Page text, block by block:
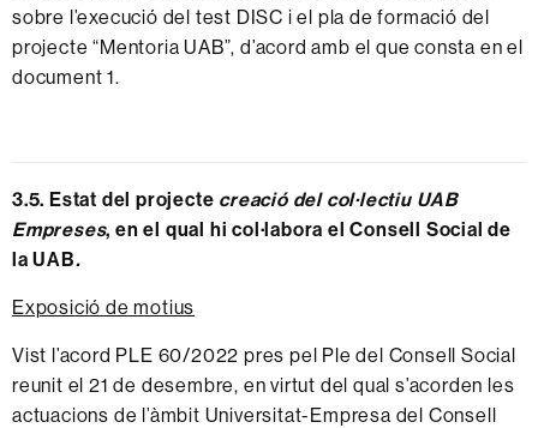
sobre l’execució del test DISC i el pla de formació del
projecte “Mentoria UAB”, d’acord amb el que consta en el
document 1.
3.5. Estat del projecte creació del col·lectiu UAB
Empreses, en el qual hi col·labora el Consell Social de
la UAB.
Exposició de motius
Vist l’acord PLE 60/2022 pres pel Ple del Consell Social
reunit el 21 de desembre, en virtut del qual s’acorden les
actuacions de l’àmbit Universitat-Empresa del Consell